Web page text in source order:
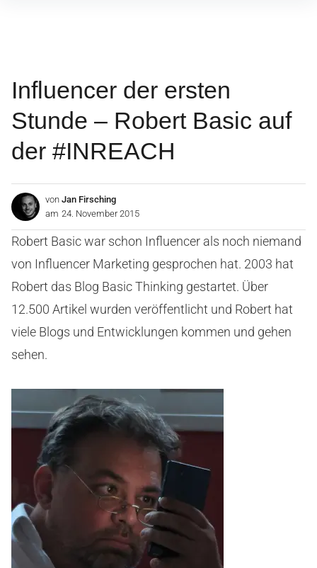
Influencer der ersten
Stunde – Robert Basic auf
der #INREACH
von Jan Firsching
am 24. November 2015
Robert Basic war schon Influencer als noch niemand
von Influencer Marketing gesprochen hat. 2003 hat
Robert das Blog Basic Thinking gestartet. Über
12.500 Artikel wurden veröffentlicht und Robert hat
viele Blogs und Entwicklungen kommen und gehen
sehen.